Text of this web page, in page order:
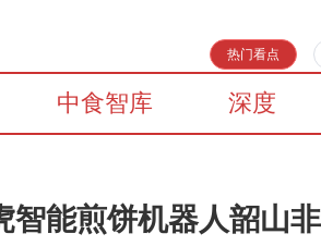
热门看点
中食智库 深度
能煎饼机器人韶山